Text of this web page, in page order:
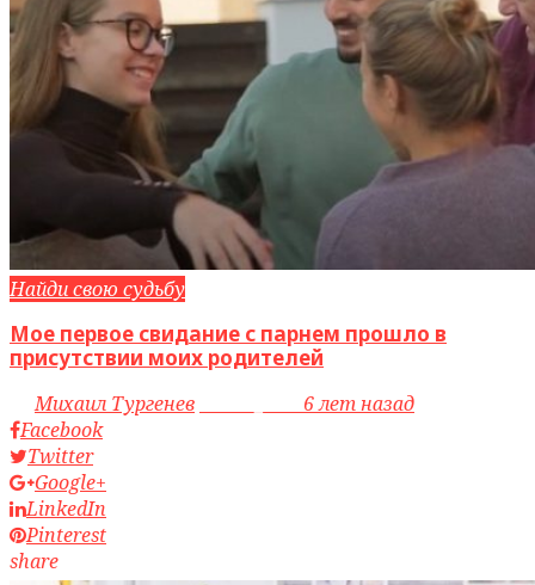
Найди свою судьбу
Мое первое свидание с парнем прошло в
присутствии моих родителей
byМихаил Тургенев
6 лет назад
Facebook
Twitter
Google+
LinkedIn
Pinterest
share